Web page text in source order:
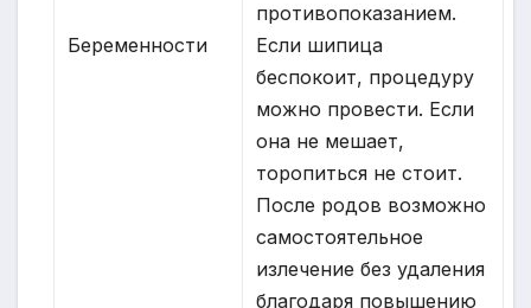
Беременности
противопоказанием.
Если шипица
беспокоит, процедуру
можно провести. Если
она не мешает,
торопиться не стоит.
После родов возможно
самостоятельное
излечение без удаления
благодаря повышению